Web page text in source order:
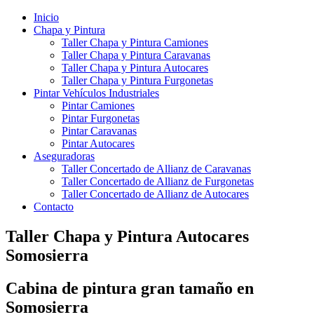
Inicio
Chapa y Pintura
Taller Chapa y Pintura Camiones
Taller Chapa y Pintura Caravanas
Taller Chapa y Pintura Autocares
Taller Chapa y Pintura Furgonetas
Pintar Vehículos Industriales
Pintar Camiones
Pintar Furgonetas
Pintar Caravanas
Pintar Autocares
Aseguradoras
Taller Concertado de Allianz de Caravanas
Taller Concertado de Allianz de Furgonetas
Taller Concertado de Allianz de Autocares
Contacto
Taller Chapa y Pintura Autocares
Somosierra
Cabina de pintura gran tamaño en
Somosierra